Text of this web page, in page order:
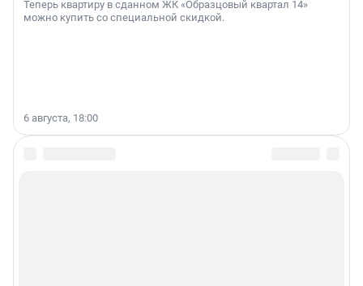
Теперь квартиру в сданном ЖК «Образцовый квартал 14»
можно купить со специальной скидкой.
6 августа, 18:00